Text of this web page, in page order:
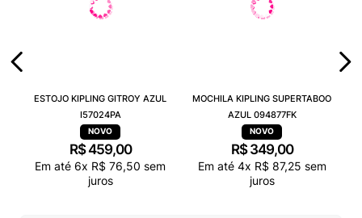
ESTOJO KIPLING GITROY AZUL
I57024PA
R$459,00
Em até 6x R$ 76,50 sem
juros
MOCHILA KIPLING SUPERTABOO
AZUL 094877FK
R$ 349,00
Em até 4x R$ 87,25 sem
juros